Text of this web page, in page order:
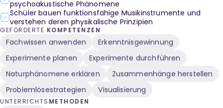
psychoakustische Phänomene
Schüler bauen funktionsfähige Musikinstrumente und
verstehen deren physikalische Prinzipien
GEFÖRDERTE KOMPETENZEN
Fachwissen anwenden
Erkenntnisgewinnung
Experimente planen
Experimente durchführen
Naturphänomene erklären
Zusammenhänge herstellen
Problemlösestrategien
Visualisierung
UNTERRICHTS METHODEN